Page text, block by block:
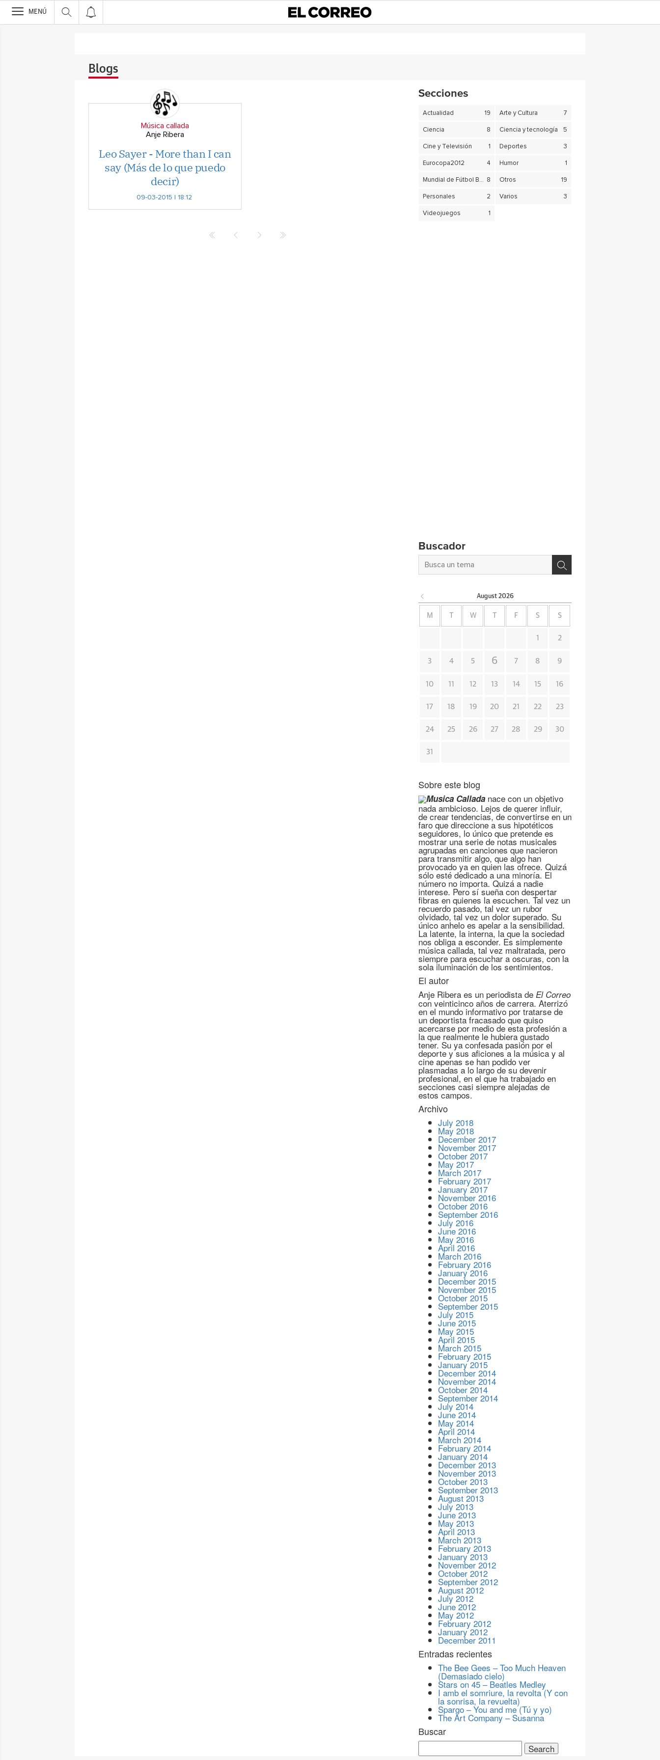
>
MENÚ
Blogs
Música callada
Anje Ribera
Leo Sayer - More than I can
say (Más de lo que puedo
decir)
09-03-2015 | 18:12
Secciones
Actualidad 19 Arte y Cultura 7
Ciencia 8 Ciencia y tecnología 5
Cine y Televisión 1 Deportes 3
Eurocopa2012 4 Humor 1
Mundial de Fútbol Brasil 2014 8 Otros 19
Personales 2 Varios 3
Videojuegos 1
Buscador
August 2026
M W F S S
1 2
3 4 5 6 7 8 9
10 11 12 13 14 15 16
17 18 19 20 21 22 23
24 25 26 27 28 29 30
31
Sobre este blog
Musica Callada nace con un objetivo
nada ambicioso. Lejos de querer influir,
de crear tendencias, de convertirse en un
faro que direccione a sus hipotéticos
seguidores, lo único que pretende es
mostrar una serie de notas musicales
agrupadas en canciones que nacieron
para transmitir algo, que algo han
provocado ya en quien las ofrece. Quizá
sólo esté dedicado a una minoría. El
número no importa. Quizá a nadie
interese. Pero sí sueña con despertar
fibras en quienes la escuchen. Tal vez un
recuerdo pasado, tal vez un rubor
olvidado, tal vez un dolor superado. Su
único anhelo es apelar a la sensibilidad.
La latente, la interna, la que la sociedad
nos obliga a esconder. Es simplemente
música callada, tal vez maltratada, pero
siempre para escuchar a oscuras, con la
sola iluminación de los sentimientos.
El autor
Anje Ribera es un periodista deEl Correo
con veinticinco años de carrera. Aterrizó
en el mundo informativo por tratarse de
un deportista fracasado que quiso
acercarse por medio de esta profesión a
la que realmente le hubiera gustado
tener. Su ya confesada pasión por el
deporte y sus aficiones a la música y al
cine apenas se han podido ver
plasmadas a lo largo de su devenir
profesional, en el que ha trabajado en
secciones casi siempre alejadas de
estos campos.
Archivo
July 2018
May 2018
December 2017
November 2017
October 2017
May 2017
March 2017
February 2017
January 2017
November 2016
October 2016
September 2016
July 2016
June 2016
May 2016
April 2016
March 2016
February 2016
January 2016
December 2015
November 2015
October 2015
September 2015
July 2015
June 2015
May 2015
April 2015
March 2015
February 2015
January 2015
December 2014
November 2014
October 2014
September 2014
July 2014
June 2014
May 2014
April 2014
March 2014
February 2014
January 2014
December 2013
November 2013
October 2013
September 2013
August 2013
July 2013
June 2013
May 2013
April 2013
March 2013
February 2013
January 2013
November 2012
October 2012
September 2012
August 2012
July 2012
June 2012
May 2012
February 2012
January 2012
December 2011
Entradas recientes
The Bee Gees – Too Much Heaven
(Demasiado cielo)
Stars on 45 – Beatles Medley
I amb el somriure, la revolta (Y con
la sonrisa, la revuelta)
Spargo – You and me (Tú y yo)
The Art Company – Susanna
Buscar
Search
for: